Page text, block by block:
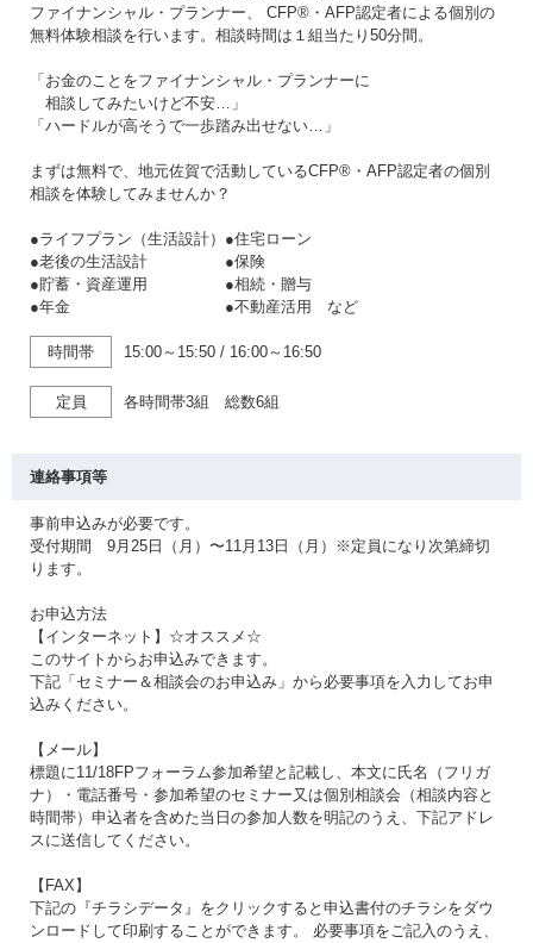
ファイナンシャル・プランナー、 CFP®・AFP認定者による個別の
無料体験相談を行います。相談時間は１組当たり50分間。
「お金のことをファイナンシャル・プランナーに
相談してみたいけど不安…」
「ハードルが高そうで一歩踏み出せない…」
まずは無料で、地元佐賀で活動しているCFP®・AFP認定者の個別
相談を体験してみませんか？
●ライフプラン（生活設計）●住宅ローン
●老後の生活設計 ●保険
●貯蓄・資産運用 ●相続・贈与
●年金 ●不動産活用 など
時間帯 15:00～15:50 / 16:00～16:50
定員 各時間帯3組 総数6組
連絡事項等
事前申込みが必要です。
受付期間 9月25日（月）〜11月13日（月）※定員になり次第締切
ります。
お申込方法
【インターネット】☆オススメ☆
このサイトからお申込みできます。
下記「セミナー＆相談会のお申込み」から必要事項を入力してお申
込みください。
【メール】
標題に11/18FPフォーラム参加希望と記載し、本文に氏名（フリガ
ナ）・電話番号・参加希望のセミナー又は個別相談会（相談内容と
時間帯）申込者を含めた当日の参加人数を明記のうえ、下記アドレ
スに送信してください。
【FAX】
下記の『チラシデータ』をクリックすると申込書付のチラシをダウ
ンロードして印刷することができます。 必要事項をご記入のうえ、